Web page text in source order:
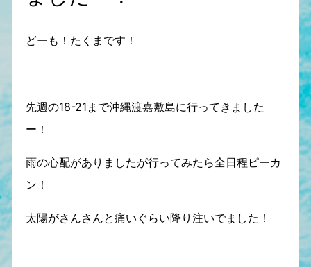
どーも！たくまです！
先週の18-21まで沖縄渡嘉敷島に行ってきました
ー！
雨の心配がありましたが行ってみたら全日程ピーカ
ン！
太陽がさんさんと痛いぐらい降り注いでました！